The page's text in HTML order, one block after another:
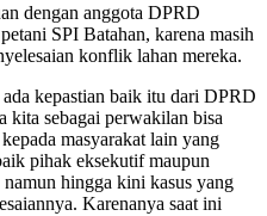
dengan anggota DPRD
SPI Batahan, karena masih
konflik lahan mereka.
kepastian baik itu dari DPRD
kita sebagai perwakilan bisa
masyarakat lain yang
pihak eksekutif maupun
hingga kini kasus yang
Karenanya saat ini